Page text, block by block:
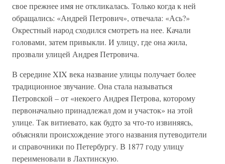
свое прежнее имя не откликалась. Только когда к ней
обращались: «Андрей Петрович», отвечала: «Ась?»
Окрестный народ сходился смотреть на нее. Качали
головами, затем привыкли. И улицу, где она жила,
прозвали улицей Андрея Петровича.
В середине XIX века название улицы получает более
традиционное звучание. Она стала называться
Петровской – от «некоего Андрея Петрова, которому
первоначально принадлежал дом и участок» на этой
улице. Так витиевато, как будто за что-то извиняясь,
объясняли происхождение этого названия путеводители
и справочники по Петербургу. В 1877 году улицу
переименовали в Лахтинскую.